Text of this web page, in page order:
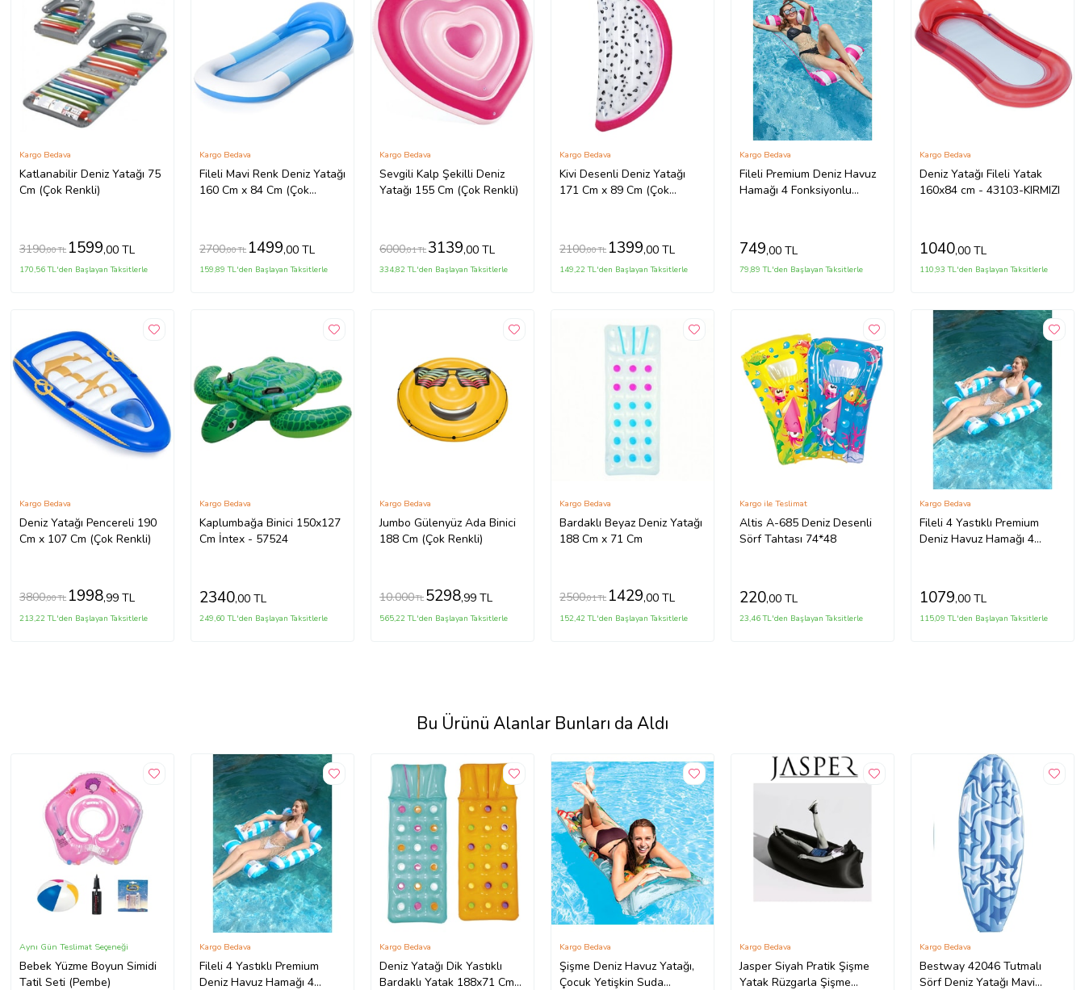
Katlanabilir Deniz Yatağı 75
Cm (Çok Renkli)
Kargo Bedava
3190,00 TL 1599,00 TL
170,56 TL'den Başlayan Taksitlerle
Fileli Mavi Renk Deniz Yatağı
160 Cm x 84 Cm (Çok
Kargo Bedava
2700,00 TL 1499,00 TL
159,89 TL'den Başlayan Taksitlerle
Sevgili Kalp Şekilli Deniz
Yatağı 155 Cm (Çok Renkli)
Kargo Bedava
6000,01 TL 3139,00 TL
334,82 TL'den Başlayan Taksitlerle
Kivi Desenli Deniz Yatağı
171 Cm x 89 Cm (Çok
Kargo Bedava
2100,00 TL 1399,00 TL
149,22 TL'den Başlayan Taksitlerle
Fileli Premium Deniz Havuz
Hamağı 4 Fonksiyonlu
Kargo Bedava
749,00 TL
79,89 TL'den Başlayan Taksitlerle
Deniz Yatağı Fileli Yatak
160x84 cm - 43103-KIRMIZI
Kargo Bedava
1040,00 TL
110,93 TL'den Başlayan Taksitlerle
Deniz Yatağı Pencereli 190
Cm x 107 Cm (Çok Renkli)
Kargo Bedava
3800,00 TL 1998,99 TL
213,22 TL'den Başlayan Taksitlerle
Kaplumbağa Binici 150x127
Cm İntex - 57524
Kargo Bedava
2340,00 TL
249,60 TL'den Başlayan Taksitlerle
Jumbo Gülenyüz Ada Binici
188 Cm (Çok Renkli)
Kargo Bedava
10.000TL 5298,99 TL
565,22 TL'den Başlayan Taksitlerle
Bardaklı Beyaz Deniz Yatağı
188 Cm x 71 Cm
Kargo Bedava
2500,01 TL 1429,00 TL
152,42 TL'den Başlayan Taksitlerle
Altis A-685 Deniz Desenli
Sörf Tahtası 74*48
Kargo ile Teslimat
220,00 TL
23,46 TL'den Başlayan Taksitlerle
Fileli 4 Yastıklı Premium
Deniz Havuz Hamağı 4
Kargo Bedava
1079,00 TL
115,09 TL'den Başlayan Taksitlerle
Bu Ürünü Alanlar Bunları da Aldı
Bebek Yüzme Boyun Simidi
Tatil Seti (Pembe)
Aynı Gün Teslimat Seçeneği
Fileli 4 Yastıklı Premium
Deniz Havuz Hamağı 4
Kargo Bedava
Deniz Yatağı Dik Yastıklı
Bardaklı Yatak 188x71 Cm
Kargo Bedava
Şişme Deniz Havuz Yatağı,
Çocuk Yetişkin Suda
Kargo Bedava
Jasper Siyah Pratik Şişme
Yatak Rüzgarla Şişme
Kargo Bedava
Bestway 42046 Tutmalı
Sörf Deniz Yatağı Mavi
Kargo Bedava